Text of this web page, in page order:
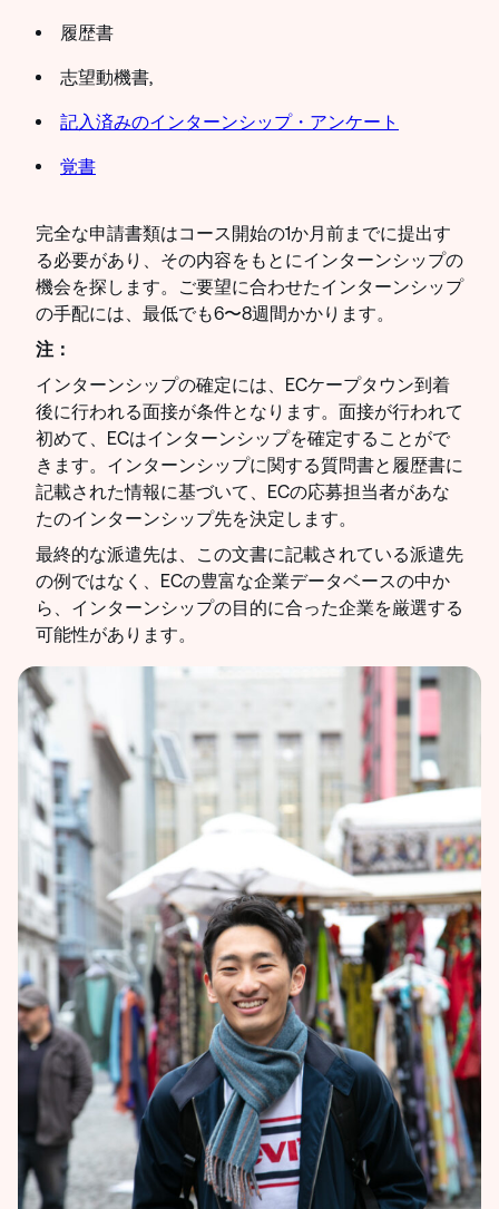
履歴書
志望動機書,
記入済みのインターンシップ・アンケート
覚書
完全な申請書類はコース開始の1か月前までに提出す
る必要があり、その内容をもとにインターンシップの
機会を探します。ご要望に合わせたインターンシップ
の手配には、最低でも6〜8週間かかります。
注：
インターンシップの確定には、ECケープタウン到着
後に行われる面接が条件となります。面接が行われて
初めて、ECはインターンシップを確定することがで
きます。インターンシップに関する質問書と履歴書に
記載された情報に基づいて、ECの応募担当者があな
たのインターンシップ先を決定します。
最終的な派遣先は、この文書に記載されている派遣先
の例ではなく、ECの豊富な企業データベースの中か
ら、インターンシップの目的に合った企業を厳選する
可能性があります。